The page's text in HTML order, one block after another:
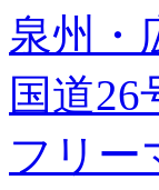
泉州・
国道26
フリー